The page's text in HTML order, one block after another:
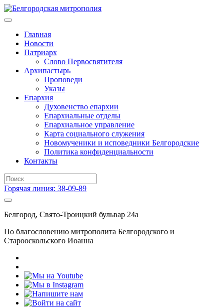
Главная
Новости
Патриарх
Слово Первосвятителя
Архипастырь
Проповеди
Указы
Епархия
Духовенство епархии
Епархиальные отделы
Епархиальное управление
Карта социального служения
Новомученики и исповедники Белгородские
Политика конфиденциальности
Контакты
Горячая линия: 38-09-89
Белгород, Свято-Троицкий бульвар 24а
По благословению митрополита Белгородского и
Старооскольского Иоанна